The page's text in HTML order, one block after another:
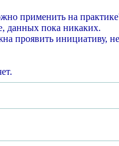
применить на
данных пока никаких.
проявить инициативу,